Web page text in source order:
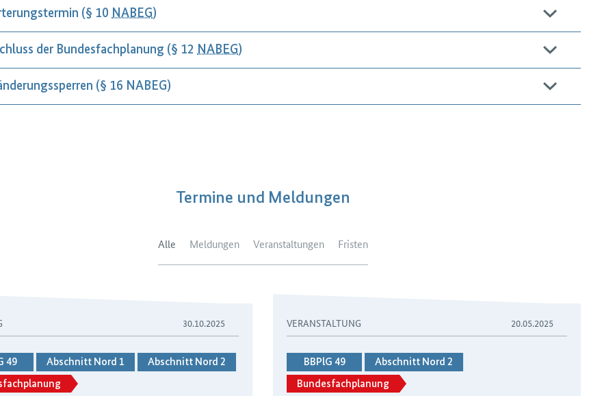
(§ 10 NABEG)
der Bundesfachplanung (§ 12 NABEG)
(§ 16 NABEG)
Termine und Meldungen
Alle Meldungen Veranstaltungen Fristen
30.10.2025
49 Abschnitt Nord 1
Abschnitt Nord 2
VERANSTALTUNG 20.05.2025
BBPlG 49
Abschnitt Nord 2
Bundesfachplanung